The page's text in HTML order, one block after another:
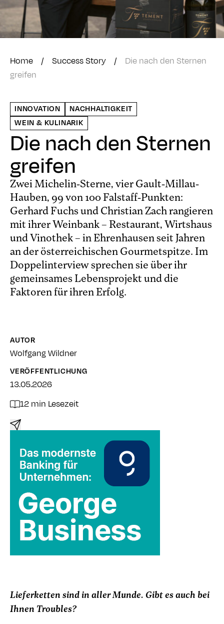
Home / Success Story /
Die nach den Sternen
greifen
INNOVATION
NACHHALTIGKEIT
WEIN & KULINARIK
Die nach den Sternen
greifen
Zwei Michelin-Sterne, vier Gault-Millau-
Hauben, 99 von 100 Falstaff-Punkten:
Gerhard Fuchs und Christian Zach rangieren
mit ihrer Weinbank – Restaurant, Wirtshaus
und Vinothek – in Ehrenhausen seit Jahren
an der österreichischen Gourmetspitze. Im
Doppelinterview sprechen sie über ihr
gemeinsames Lebensprojekt und die
Faktoren für ihren Erfolg.
AUTOR
Wolfgang Wildner
VERÖFFENTLICHUNG
13.05.2026
12 min Lesezeit
Lieferketten sind in aller Munde. Gibt es auch bei
Ihnen Troubles?